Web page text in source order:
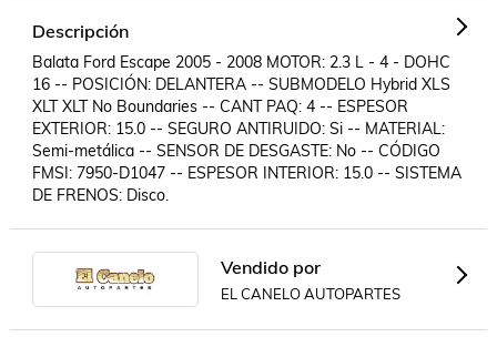
Descripción
Balata Ford Escape 2005 - 2008 MOTOR: 2.3 L - 4 - DOHC
16 -- POSICIÓN: DELANTERA -- SUBMODELO Hybrid XLS
XLT XLT No Boundaries -- CANT PAQ: 4 -- ESPESOR
EXTERIOR: 15.0 -- SEGURO ANTIRUIDO: Si -- MATERIAL:
Semi-metálica -- SENSOR DE DESGASTE: No -- CÓDIGO
FMSI: 7950-D1047 -- ESPESOR INTERIOR: 15.0 -- SISTEMA
DE FRENOS: Disco.
Vendido por
EL CANELO AUTOPARTES